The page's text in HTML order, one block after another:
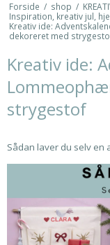
Forside / shop /
Inspiration, kreativ jul,
Kreativ ide:
dekoreret med
Kreativ ide:
strygestof
Sådan laver du selv